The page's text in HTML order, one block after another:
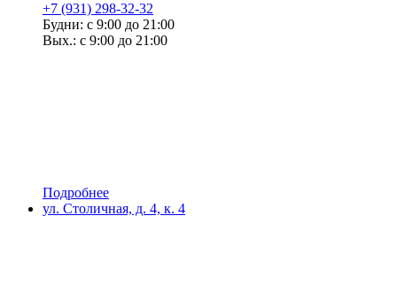
+7 (931) 298-32-32
Будни: с 9:00 до 21:00
Вых.: с 9:00 до 21:00
Подробнее
ул. Столичная, д. 4, к. 4